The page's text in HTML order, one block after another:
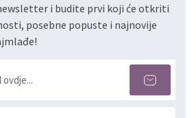
i budite prvi koji će otkriti
posebne popuste i najnovije